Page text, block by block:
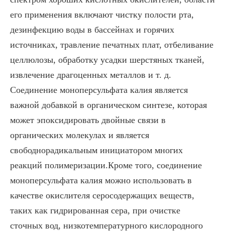
его применения включают чистку полости рта,
дезинфекцию воды в бассейнах и горячих
источниках, травление печатных плат, отбеливание
целлюлозы, обработку усадки шерстяных тканей,
извлечение драгоценных металлов и т. д.
Соединение моноперсульфата калия является
важной добавкой в ​​органическом синтезе, которая
может эпоксидировать двойные связи в
органических молекулах и является
свободнорадикальным инициатором многих
реакций полимеризации.Кроме того, соединение
моноперсульфата калия можно использовать в
качестве окислителя серосодержащих веществ,
таких как гидрированная сера, при очистке
сточных вод, низкотемпературного кислородного